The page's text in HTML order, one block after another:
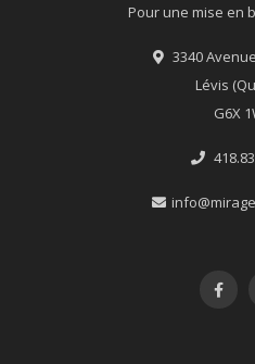
Pour une mise en
3340
Lévis
G6X